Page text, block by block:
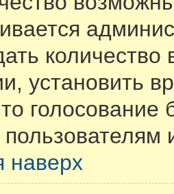
количество
установить
наверх